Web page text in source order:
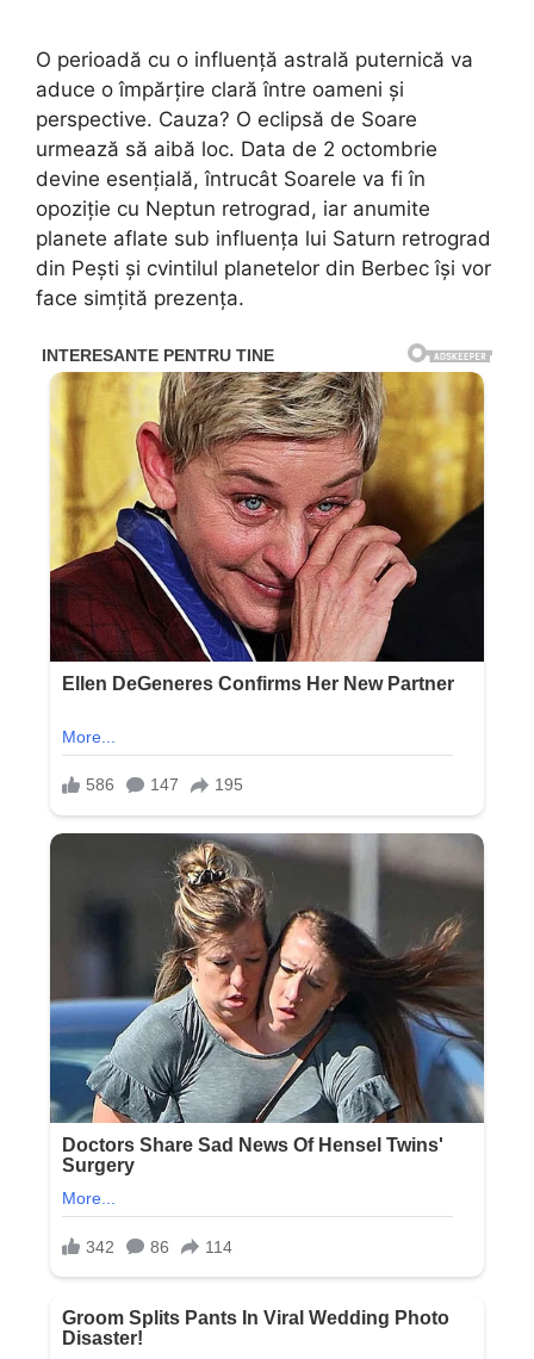
O perioadă cu o influență astrală puternică va
aduce o împărțire clară între oameni și
perspective. Cauza? O eclipsă de Soare
urmează să aibă loc. Data de 2 octombrie
devine esențială, întrucât Soarele va fi în
opoziție cu Neptun retrograd, iar anumite
planete aflate sub influența lui Saturn retrograd
din Pești și cvintilul planetelor din Berbec își vor
face simțită prezența.